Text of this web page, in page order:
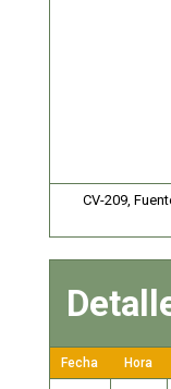
CV-209,
Fecha Hora